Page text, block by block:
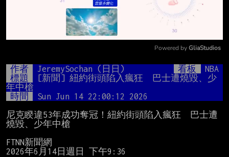
Mute
Powered by GliaStudios
作者 JeremySochan (日日) 看板
NBA
標題
[新聞] 紐約街頭陷入瘋狂　巴士遭燒毀、少
年中槍
時間
Sun Jun 14 22:00:12 2026
尼克睽違53年成功奪冠！紐約街頭陷入瘋狂　巴士遭
燒毀、少年中槍
FTNN新聞網
2026年6月14日週日 下午9:36